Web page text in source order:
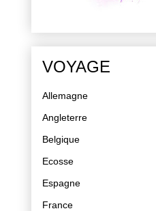
VOYAGE
Allemagne
Angleterre
Belgique
Ecosse
Espagne
France